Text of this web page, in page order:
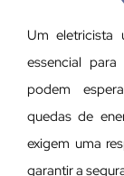
Um eletricista
essencial
podem
quedas de
exigem uma
garantir a